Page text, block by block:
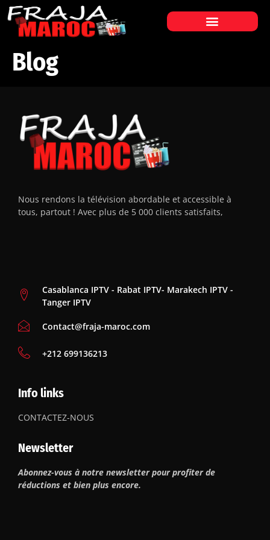
Blog
Nous rendons la télévision abordable et accessible à
tous, partout ! Avec plus de 5 000 clients satisfaits,
Casablanca IPTV - Rabat IPTV- Marakech IPTV -
Tanger IPTV
Contact@fraja-maroc.com
‪+212 699136213
Info links
CONTACTEZ-NOUS
Newsletter
Abonnez-vous à notre newsletter pour profiter de
réductions et bien plus encore.